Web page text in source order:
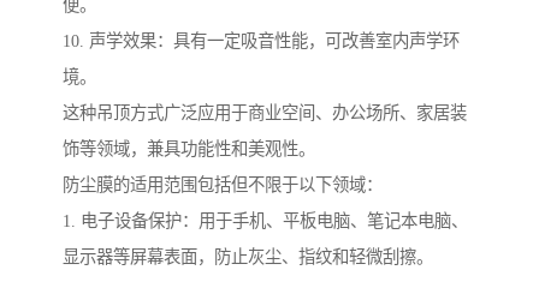
便。
10. 声学效果：具有一定吸音性能，可改善室内声学环
境。
这种吊顶方式广泛应用于商业空间、办公场所、家居装
饰等领域，兼具功能性和美观性。
防尘膜的适用范围包括但不限于以下领域：
1. 电子设备保护：用于手机、平板电脑、笔记本电脑、
显示器等屏幕表面，防止灰尘、指纹和轻微刮擦。